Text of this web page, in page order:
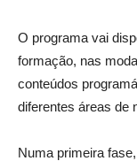
O programa vai
formação, nas
conteúdos
diferentes áreas de
Numa primeira